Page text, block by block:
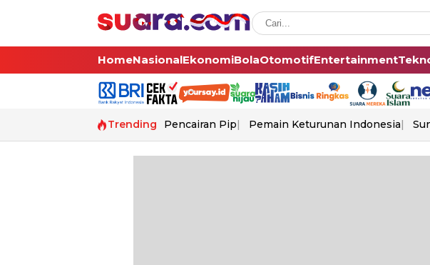
HomeNasionalEkonomiBolaOtomotifEntertainment
Trending Pencairan Pip Pemain Keturunan Indonesia